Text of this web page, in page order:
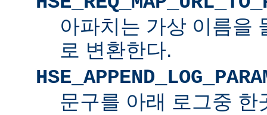
아파치는 가상 이름을
로 변환한다.
문구를 아래 로그중 한